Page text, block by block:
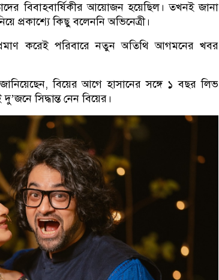
বিবাহবার্ষিকীর আয়োজন হয়েছিল। তখনই জানা
প্রকাশ্যে কিছু বলেননি অভিনেত্রী।
করেই পরিবারে নতুন অতিথি আগমনের খবর
বিয়ের আগে হাসানের সঙ্গে ১ বছর লিভ
সিদ্ধান্ত নেন বিয়ের।